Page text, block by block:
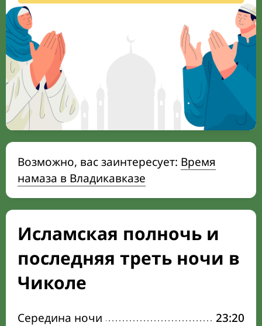
Возможно, вас заинтересует: Время
намаза в Владикавказе
Исламская полночь и
последняя треть ночи в
Чиколе
Середина ночи
23:20